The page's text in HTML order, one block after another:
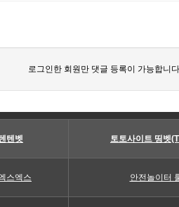
로그인한 회원만 댓글 등록이 가능합니
텐벳 토토사이트 띵벳
스엑스 안전놀이터